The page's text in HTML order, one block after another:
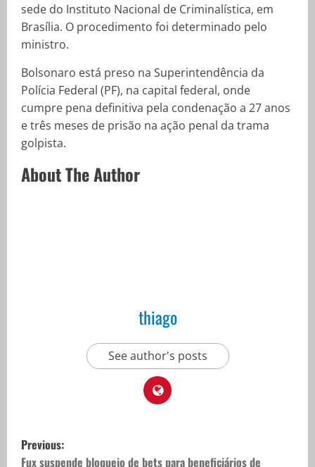
sede do Instituto Nacional de Criminalística, em
Brasília. O procedimento foi determinado pelo
ministro.
Bolsonaro está preso na Superintendência da
Polícia Federal (PF), na capital federal, onde
cumpre pena definitiva pela condenação a 27 anos
e três meses de prisão na ação penal da trama
golpista.
About The Author
thiago
See author's posts
P
Previous:
Fux suspende bloqueio de bets para beneficiários de